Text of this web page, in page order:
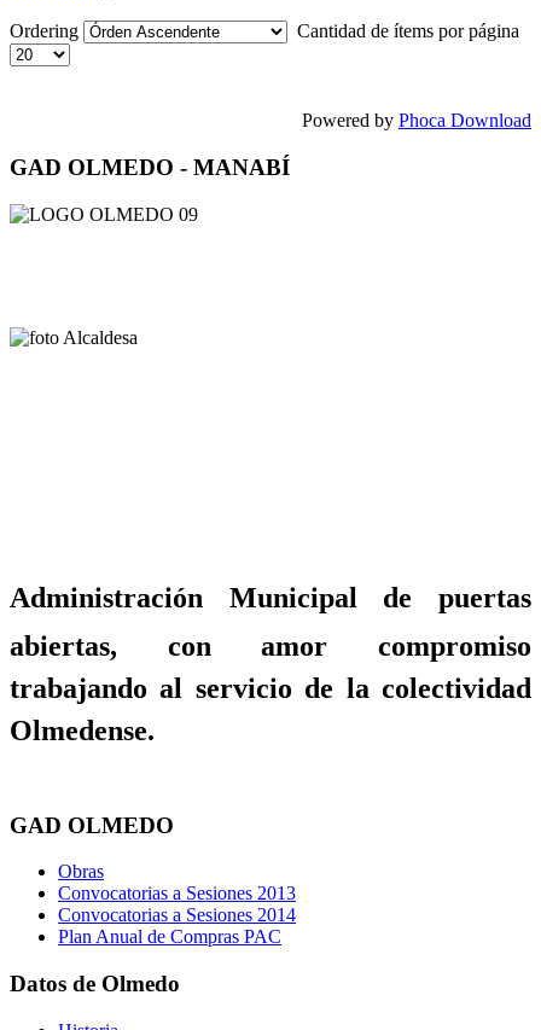
Ordering Cantidad de ítems por página
Powered by Phoca Download
GAD OLMEDO - MANABÍ
Administración Municipal de puertas
abiertas, con amor compromiso
trabajando al servicio de la colectividad
Olmedense.
GAD OLMEDO
Obras
Convocatorias a Sesiones 2013
Convocatorias a Sesiones 2014
Plan Anual de Compras PAC
Datos de Olmedo